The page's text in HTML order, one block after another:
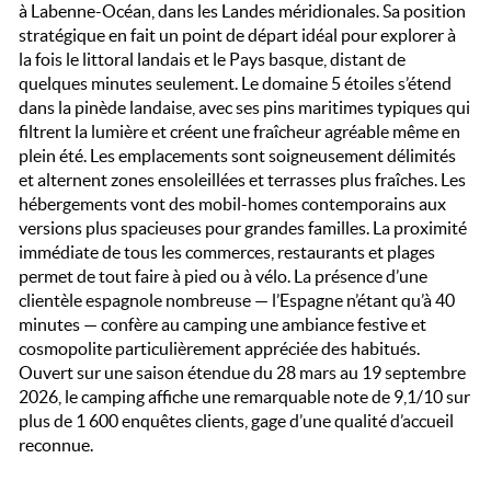
à Labenne-Océan, dans les Landes méridionales. Sa position
stratégique en fait un point de départ idéal pour explorer à
la fois le littoral landais et le Pays basque, distant de
quelques minutes seulement. Le domaine 5 étoiles s’étend
dans la pinède landaise, avec ses pins maritimes typiques qui
filtrent la lumière et créent une fraîcheur agréable même en
plein été. Les emplacements sont soigneusement délimités
et alternent zones ensoleillées et terrasses plus fraîches. Les
hébergements vont des mobil-homes contemporains aux
versions plus spacieuses pour grandes familles. La proximité
immédiate de tous les commerces, restaurants et plages
permet de tout faire à pied ou à vélo. La présence d’une
clientèle espagnole nombreuse — l’Espagne n’étant qu’à 40
minutes — confère au camping une ambiance festive et
cosmopolite particulièrement appréciée des habitués.
Ouvert sur une saison étendue du 28 mars au 19 septembre
2026, le camping affiche une remarquable note de 9,1/10 sur
plus de 1 600 enquêtes clients, gage d’une qualité d’accueil
reconnue.